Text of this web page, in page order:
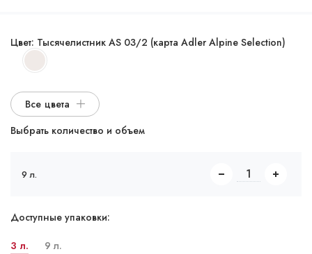
Цвет: Тысячелистник AS 03/2 (карта Adler Alpine Selection)
Все цвета
Выбрать количество и объем
9 л.
Доступные упаковки:
3 л. 9 л.